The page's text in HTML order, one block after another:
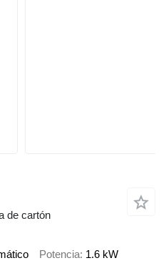
de cartón
Potencia 1.6 kW